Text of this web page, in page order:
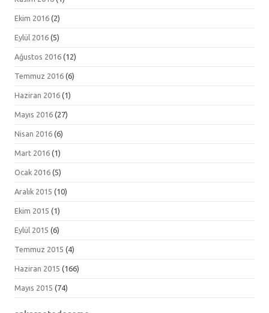
Ekim 2016 (2)
Eylül 2016 (5)
Ağustos 2016 (12)
Temmuz 2016 (6)
Haziran 2016 (1)
Mayıs 2016 (27)
Nisan 2016 (6)
Mart 2016 (1)
Ocak 2016 (5)
Aralık 2015 (10)
Ekim 2015 (1)
Eylül 2015 (6)
Temmuz 2015 (4)
Haziran 2015 (166)
Mayıs 2015 (74)